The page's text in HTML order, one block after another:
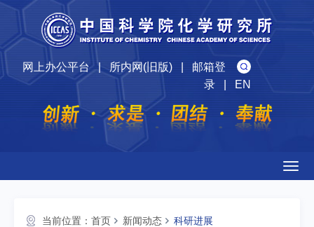
网上办公平台|所内网(旧版)| 邮箱登
录| EN
当前位置： 首页 新闻动态 科研进展